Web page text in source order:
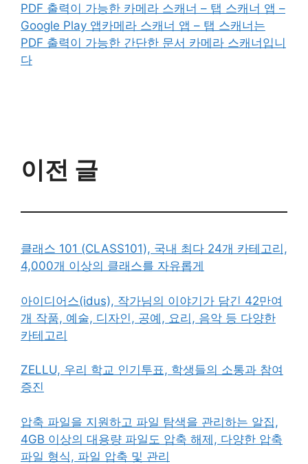
PDF 출력이 가능한 카메라 스캐너 – 탭 스캐너 앱 –
Google Play 앱카메라 스캐너 앱 – 탭 스캐너는
PDF 출력이 가능한 간단한 문서 카메라 스캐너입니
다
이전 글
클래스 101 (CLASS101), 국내 최다 24개 카테고리,
4,000개 이상의 클래스를 자유롭게
아이디어스(idus), 작가님의 이야기가 담긴 42만여
개 작품, 예술, 디자인, 공예, 요리, 음악 등 다양한
카테고리
ZELLU, 우리 학교 인기투표, 학생들의 소통과 참여
증진
압축 파일을 지원하고 파일 탐색을 관리하는 알집,
4GB 이상의 대용량 파일도 압축 해제, 다양한 압축
파일 형식, 파일 압축 및 관리